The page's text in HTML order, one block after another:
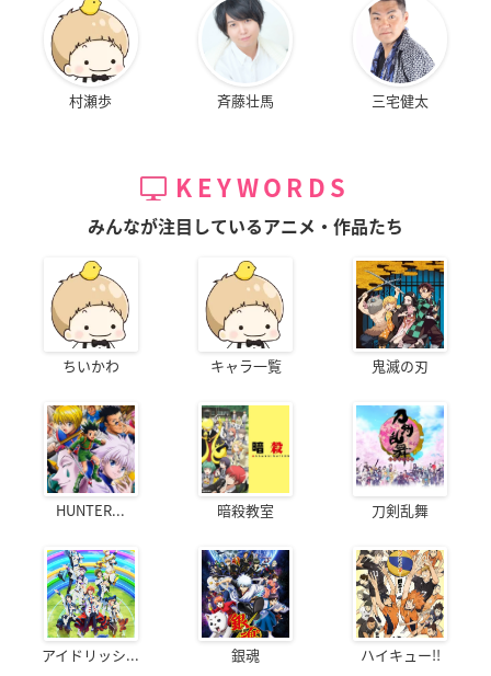
村瀬歩 斉藤壮馬 三宅健太
KEYWORDS
みんなが注目しているアニメ・作品たち
ちいかわ キャラ一覧 鬼滅の刃
HUNTER... 暗殺教室 刀剣乱舞
アイドリッシ... 銀魂 ハイキュー!!